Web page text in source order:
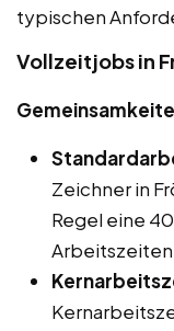
typischen
Vollzeitjobs in
Zeichner in
Regel eine
Arbeitszeiten